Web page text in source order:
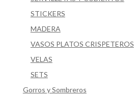
STICKERS
MADERA
VASOS PLATOS CRISPETEROS
VELAS
SETS
Gorros y Sombreros